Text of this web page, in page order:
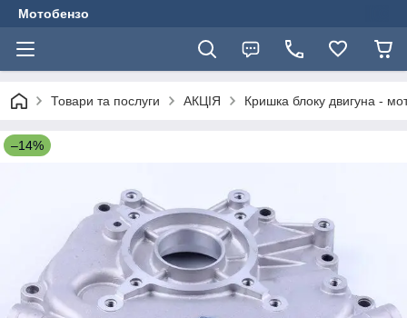
Мотобензо
Товари та послуги АКЦІЯ Кришка блоку двигуна -
–14%